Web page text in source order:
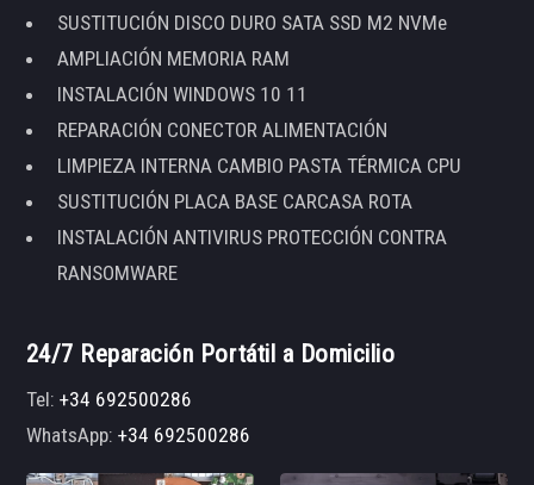
SUSTITUCIÓN DISCO DURO SATA SSD M2 NVMe
AMPLIACIÓN MEMORIA RAM
INSTALACIÓN WINDOWS 10 11
REPARACIÓN CONECTOR ALIMENTACIÓN
LIMPIEZA INTERNA CAMBIO PASTA TÉRMICA CPU
SUSTITUCIÓN PLACA BASE CARCASA ROTA
INSTALACIÓN ANTIVIRUS PROTECCIÓN CONTRA
RANSOMWARE
24/7 Reparación Portátil a Domicilio
Tel:+34 692500286
WhatsApp:+34 692500286